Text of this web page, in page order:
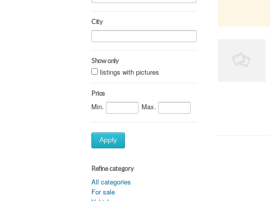
City
Show only
listings with pictures
Price
Min. Max.
Apply
Refine category
All categories
For sale